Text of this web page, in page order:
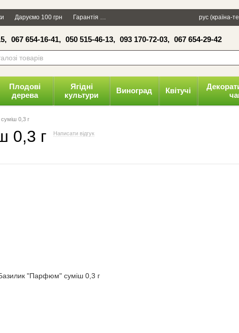
на
Дозволити
×
Даруємо 100 грн Гарантія Політика
рус (країна-
067 654-16-41, 050 515-46-13, 093 170-72-03, 067 654-29-42
Плодові
дерева
Ягідні
культури
Виноград Квітучі
0,3 г
0,3 г Написати відгук